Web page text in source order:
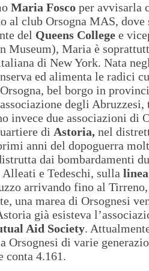
Maria Fosco per avvisarla
al club Orsogna MAS,
del Queens College e
Museum), Maria è
di New York. Nata
ed alimenta le radici
bel borgo in
degli
invece due associazioni di
di Astoria, nel
anni del dopoguerra
dai bombardamenti
e Tedeschi, sulla
arrivando fino al
una marea di Orsognesi
già esisteva
Aid Society.
Orsognesi di varie
conta 4.161.